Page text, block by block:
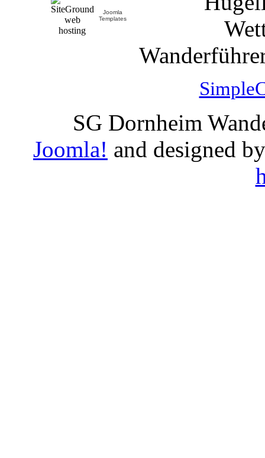
Joomla
Templates
SG Dornheim
Joomla! and designed